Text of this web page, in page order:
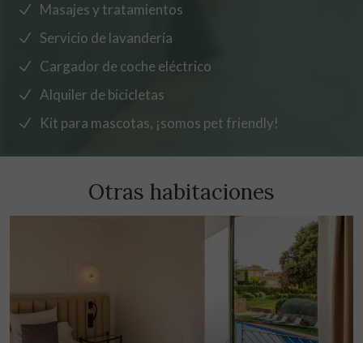
Masajes y tratamientos
Servicio de lavandería
Cargador de coche eléctrico
Alquiler de bicicletas
Kit para mascotas, ¡somos pet friendly!
Otras habitaciones